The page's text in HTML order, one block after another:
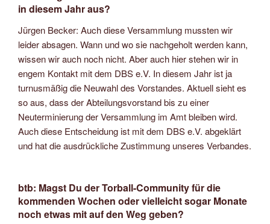
in diesem Jahr aus?
Jürgen Becker: Auch diese Versammlung mussten wir
leider absagen. Wann und wo sie nachgeholt werden kann,
wissen wir auch noch nicht. Aber auch hier stehen wir in
engem Kontakt mit dem DBS e.V. In diesem Jahr ist ja
turnusmäßig die Neuwahl des Vorstandes. Aktuell sieht es
so aus, dass der Abteilungsvorstand bis zu einer
Neuterminierung der Versammlung im Amt bleiben wird.
Auch diese Entscheidung ist mit dem DBS e.V. abgeklärt
und hat die ausdrückliche Zustimmung unseres Verbandes.
btb: Magst Du der Torball-Community für die
kommenden Wochen oder vielleicht sogar Monate
noch etwas mit auf den Weg geben?